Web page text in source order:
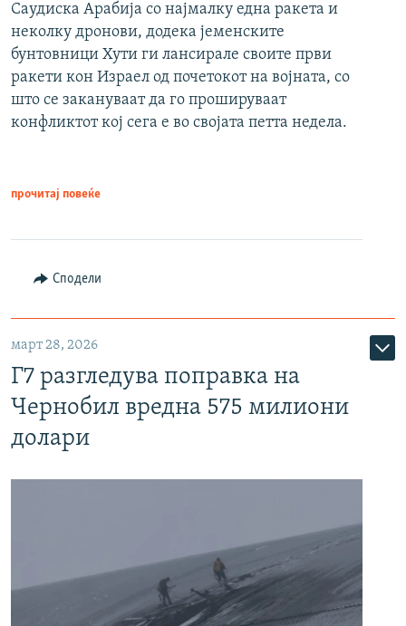
Саудиска Арабија со најмалку една ракета и
неколку дронови, додека јеменските
бунтовници Хути ги лансирале своите први
ракети кон Израел од почетокот на војната, со
што се закануваат да го прошируваат
конфликтот кој сега е во својата петта недела.
прочитај повеќе
Сподели
март 28, 2026
Г7 разгледува поправка на
Чернобил вредна 575 милиони
долари